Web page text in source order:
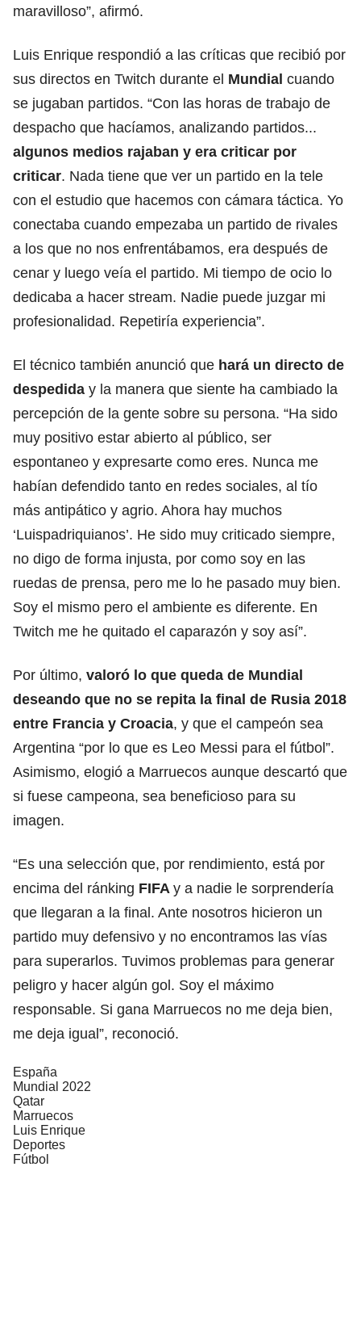
maravilloso”, afirmó.
Luis Enrique respondió a las críticas que recibió por
sus directos en Twitch durante el Mundial cuando
se jugaban partidos. “Con las horas de trabajo de
despacho que hacíamos, analizando partidos...
algunos medios rajaban y era criticar por
criticar. Nada tiene que ver un partido en la tele
con el estudio que hacemos con cámara táctica. Yo
conectaba cuando empezaba un partido de rivales
a los que no nos enfrentábamos, era después de
cenar y luego veía el partido. Mi tiempo de ocio lo
dedicaba a hacer stream. Nadie puede juzgar mi
profesionalidad. Repetiría experiencia”.
El técnico también anunció que hará un directo de
despedida y la manera que siente ha cambiado la
percepción de la gente sobre su persona. “Ha sido
muy positivo estar abierto al público, ser
espontaneo y expresarte como eres. Nunca me
habían defendido tanto en redes sociales, al tío
más antipático y agrio. Ahora hay muchos
‘Luispadriquianos’. He sido muy criticado siempre,
no digo de forma injusta, por como soy en las
ruedas de prensa, pero me lo he pasado muy bien.
Soy el mismo pero el ambiente es diferente. En
Twitch me he quitado el caparazón y soy así”.
Por último, valoró lo que queda de Mundial
deseando que no se repita la final de Rusia 2018
entre Francia y Croacia, y que el campeón sea
Argentina “por lo que es Leo Messi para el fútbol”.
Asimismo, elogió a Marruecos aunque descartó que
si fuese campeona, sea beneficioso para su
imagen.
“Es una selección que, por rendimiento, está por
encima del ránking FIFA y a nadie le sorprendería
que llegaran a la final. Ante nosotros hicieron un
partido muy defensivo y no encontramos las vías
para superarlos. Tuvimos problemas para generar
peligro y hacer algún gol. Soy el máximo
responsable. Si gana Marruecos no me deja bien,
me deja igual”, reconoció.
España
Mundial 2022
Qatar
Marruecos
Luis Enrique
Deportes
Fútbol